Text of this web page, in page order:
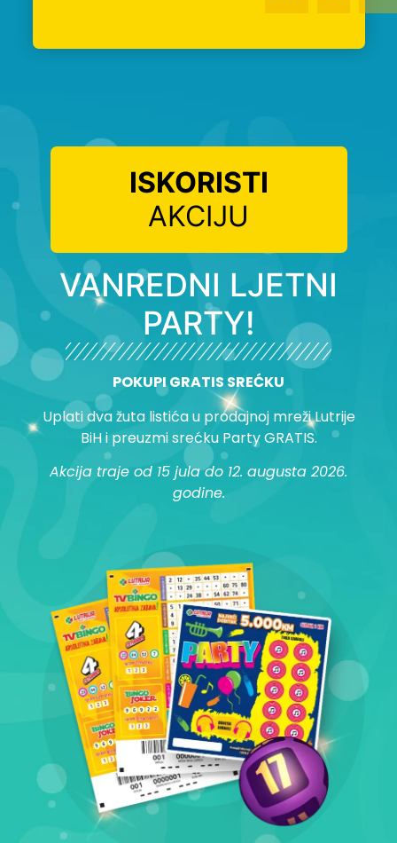
ISKORISTI
AKCIJU
VANREDNI LJETNI
PARTY!
POKUPI GRATIS SREĆKU
Uplati dva žuta listića u prodajnoj mreži Lutrije
BiH i preuzmi srećku Party GRATIS.
Akcija traje od 15 jula do 12. augusta 2026.
godine.